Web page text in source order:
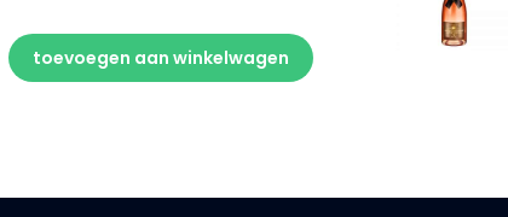
toevoegen aan winkelwagen